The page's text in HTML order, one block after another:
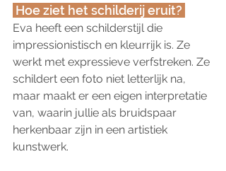
Hoe ziet het schilderij eruit?
Eva heeft een schilderstijl die
impressionistisch en kleurrijk is. Ze
werkt met expressieve verfstreken. Ze
schildert een foto niet letterlijk na,
maar maakt er een eigen interpretatie
van, waarin jullie als bruidspaar
herkenbaar zijn in een artistiek
kunstwerk.